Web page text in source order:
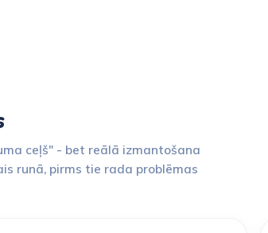
ceļš" - bet reālā izmantošana
runā, pirms tie rada problēmas